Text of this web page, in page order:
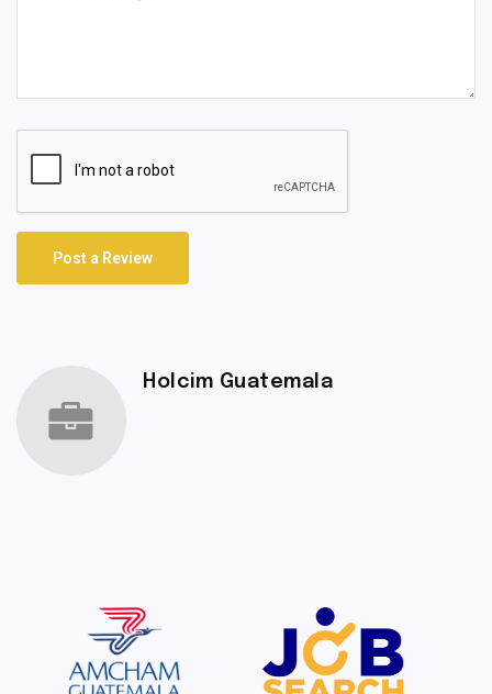
Post a Review
Holcim Guatemala